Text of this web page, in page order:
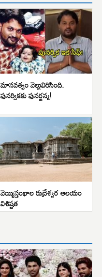
మానవత్వం వెల్లువిరిసింది.
పునర్వికకు పునర్జన్మ!
వెయ్యిస్తంభాల రుద్రేశ్వర ఆలయం
విశిష్టత